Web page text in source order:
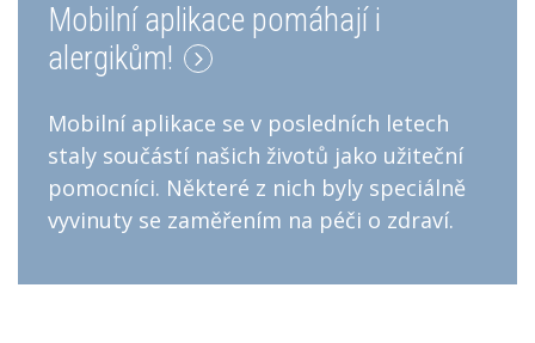
Mobilní aplikace pomáhají i
alergikům!
Mobilní aplikace se v posledních letech
staly součástí našich životů jako užiteční
pomocníci. Některé z nich byly speciálně
vyvinuty se zaměřením na péči o zdraví.